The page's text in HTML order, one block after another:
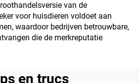
van de
voor huisdieren voldoet aan
waardoor bedrijven betrouwbare,
die de merkreputatie
en trucs